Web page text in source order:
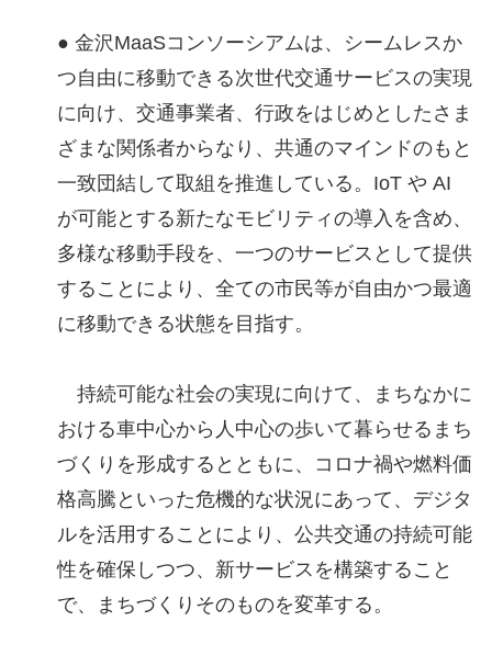
● 金沢MaaSコンソーシアムは、シームレスか
つ自由に移動できる次世代交通サービスの実現
に向け、交通事業者、行政をはじめとしたさま
ざまな関係者からなり、共通のマインドのもと
一致団結して取組を推進している。IoT や AI
が可能とする新たなモビリティの導入を含め、
多様な移動手段を、一つのサービスとして提供
することにより、全ての市民等が自由かつ最適
に移動できる状態を目指す。
持続可能な社会の実現に向けて、まちなかに
おける車中心から人中心の歩いて暮らせるまち
づくりを形成するとともに、コロナ禍や燃料価
格高騰といった危機的な状況にあって、デジタ
ルを活用することにより、公共交通の持続可能
性を確保しつつ、新サービスを構築すること
で、まちづくりそのものを変革する。